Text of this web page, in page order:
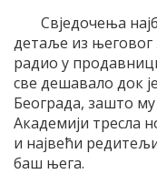
Свједочења
детаље из његовог
радио у
све дешавало док
Београда, зашто
Академији тресла
и највећи
баш њега.